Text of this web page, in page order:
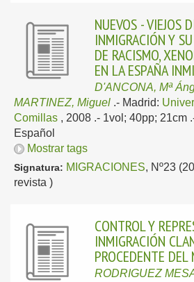
NUEVOS - VIEJOS
INMIGRACIÓN Y
DE RACISMO,
EN LA ESPAÑA
D'ANCONA, Mª
MARTINEZ, Miguel .- Madrid:
Comillas , 2008 .- 1vol; 40pp; 21cm
Español
Mostrar tags
Signatura: MIGRACIONES, Nº23
revista )
CONTROL Y
INMIGRACIÓN
PROCEDENTE DEL
RODRIGUEZ